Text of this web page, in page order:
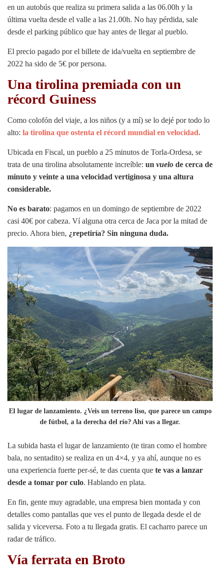
en un autobús que realiza su primera salida a las 06.00h y la
última vuelta desde el valle a las 21.00h. No hay pérdida, sale
desde el parking público que hay antes de llegar al pueblo.
El precio pagado por el billete de ida/vuelta en septiembre de
2022 ha sido de 5€ por persona.
Una tirolina premiada con un
récord Guiness
Como colofón del viaje, a los niños (y a mí) se lo dejé por todo lo
alto: la tirolina que ostenta el récord mundial en velocidad.
Ubicada en Fiscal, un pueblo a 25 minutos de Torla-Ordesa, se
trata de una tirolina absolutamente increíble: un vuelo de cerca de
minuto y veinte a una velocidad vertiginosa y una altura
considerable.
No es barato: pagamos en un domingo de septiembre de 2022
casi 40€ por cabeza. Ví alguna otra cerca de Jaca por la mitad de
precio. Ahora bien, ¿repetiría? Sin ninguna duda.
El lugar de lanzamiento. ¿Veis un terreno liso, que parece un campo
de fútbol, a la derecha del río? Ahí vas a llegar.
La subida hasta el lugar de lanzamiento (te tiran como el hombre
bala, no sentadito) se realiza en un 4×4, y ya ahí, aunque no es
una experiencia fuerte per-sé, te das cuenta que te vas a lanzar
desde a tomar por culo. Hablando en plata.
En fin, gente muy agradable, una empresa bien montada y con
detalles como pantallas que ves el punto de llegada desde el de
salida y viceversa. Foto a tu llegada gratis. El cacharro parece un
radar de tráfico.
Vía ferrata en Broto